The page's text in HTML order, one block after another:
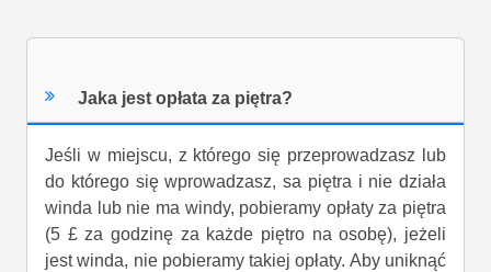
Jaka jest opłata za piętra?
Jeśli w miejscu, z którego się przeprowadzasz lub
do którego się wprowadzasz, sa piętra i nie działa
winda lub nie ma windy, pobieramy opłaty za piętra
(5 £ za godzinę za każde piętro na osobę), jeżeli
jest winda, nie pobieramy takiej opłaty. Aby uniknąć